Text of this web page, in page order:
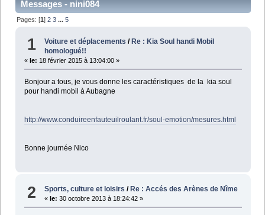
Messages - nini084
Pages: [1]2 3 ...5
1 Voiture et déplacements /Re : Kia Soul handi Mobil
homologué!!
« le: 18 février 2015 à 13:04:00 »
Bonjour a tous, je vous donne les caractéristiques de la kia soul
pour handi mobil à Aubagne
http://www.conduireenfauteuilroulant.fr/soul-emotion/mesures.html
Bonne journée Nico
2 Sports, culture et loisirs / Re : Accés des Arènes de Nîme
« le: 30 octobre 2013 à 18:24:42 »